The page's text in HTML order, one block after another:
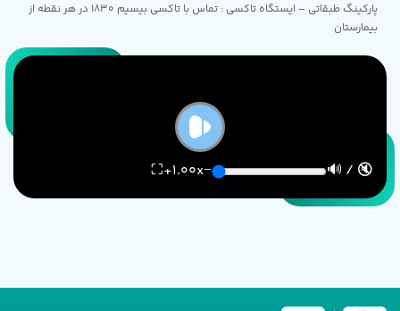
پارکینگ طبقاتی – ایستگاه تاکسی : تماس با تاکسی بیسیم 1830 در هر نقطه از
بیمارستان
🔇 / 🔊
−
1.00x
+
⛶